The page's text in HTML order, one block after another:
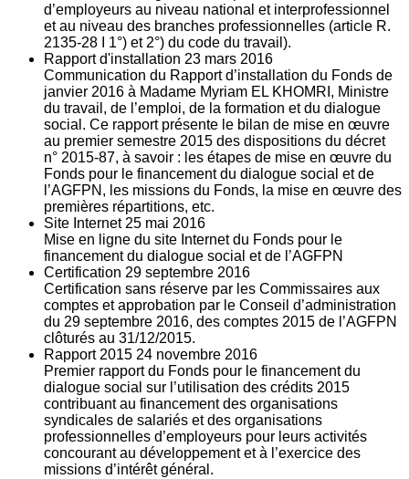
d’employeurs au niveau national et interprofessionnel
et au niveau des branches professionnelles (article R.
2135‐28 I 1°) et 2°) du code du travail).
Rapport d'installation 23 mars 2016
Communication du Rapport d’installation du Fonds de
janvier 2016 à Madame Myriam EL KHOMRI, Ministre
du travail, de l’emploi, de la formation et du dialogue
social. Ce rapport présente le bilan de mise en œuvre
au premier semestre 2015 des dispositions du décret
n° 2015-87, à savoir : les étapes de mise en œuvre du
Fonds pour le financement du dialogue social et de
l’AGFPN, les missions du Fonds, la mise en œuvre des
premières répartitions, etc.
Site Internet 25 mai 2016
Mise en ligne du site Internet du Fonds pour le
financement du dialogue social et de l’AGFPN
Certification 29 septembre 2016
Certification sans réserve par les Commissaires aux
comptes et approbation par le Conseil d’administration
du 29 septembre 2016, des comptes 2015 de l’AGFPN
clôturés au 31/12/2015.
Rapport 2015 24 novembre 2016
Premier rapport du Fonds pour le financement du
dialogue social sur l’utilisation des crédits 2015
contribuant au financement des organisations
syndicales de salariés et des organisations
professionnelles d’employeurs pour leurs activités
concourant au développement et à l’exercice des
missions d’intérêt général.